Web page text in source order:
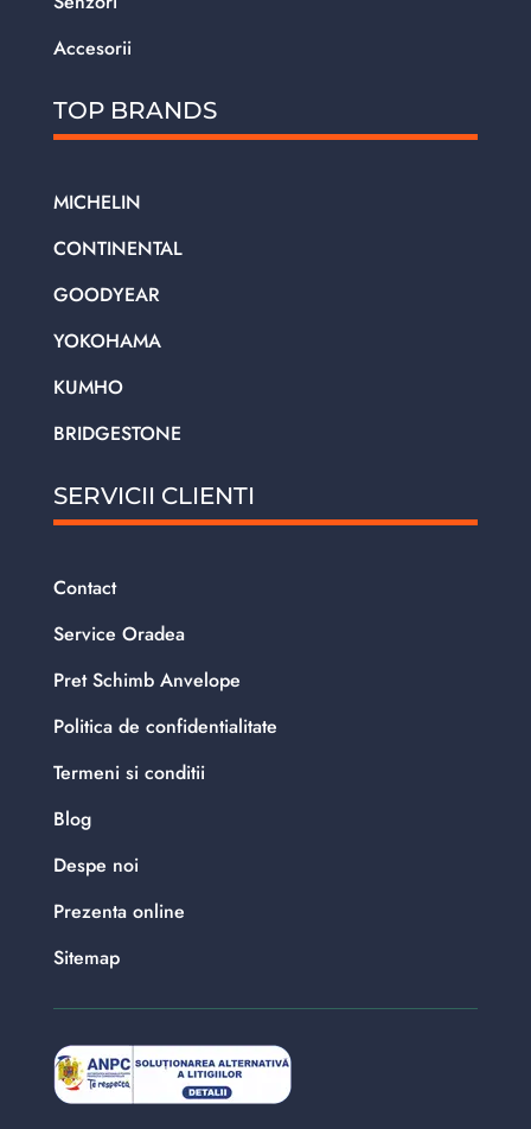
Accesorii
TOP BRANDS
MICHELIN
CONTINENTAL
GOODYEAR
YOKOHAMA
KUMHO
BRIDGESTONE
SERVICII CLIENTI
Contact
Service Oradea
Pret Schimb Anvelope
Politica de confidentialitate
Termeni si conditii
Blog
Despe noi
Prezenta online
Sitemap